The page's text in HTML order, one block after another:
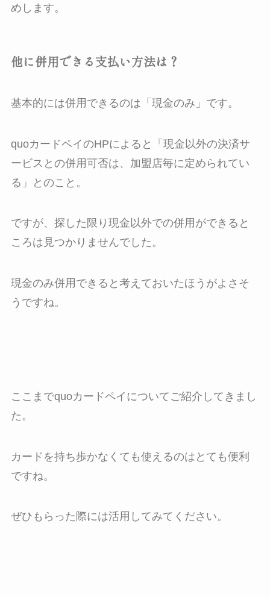
めします。
他に併用できる支払い方法は？
基本的には併用できるのは「現金のみ」です。
quoカードペイのHPによると「現金以外の決済サ
ービスとの併用可否は、加盟店毎に定められてい
る」とのこと。
ですが、探した限り現金以外での併用ができると
ころは見つかりませんでした。
現金のみ併用できると考えておいたほうがよさそ
うですね。
ここまでquoカードペイについてご紹介してきまし
た。
カードを持ち歩かなくても使えるのはとても便利
ですね。
ぜひもらった際には活用してみてください。